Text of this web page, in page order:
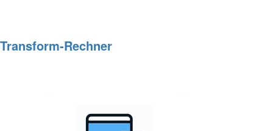
Transform‑Rechner